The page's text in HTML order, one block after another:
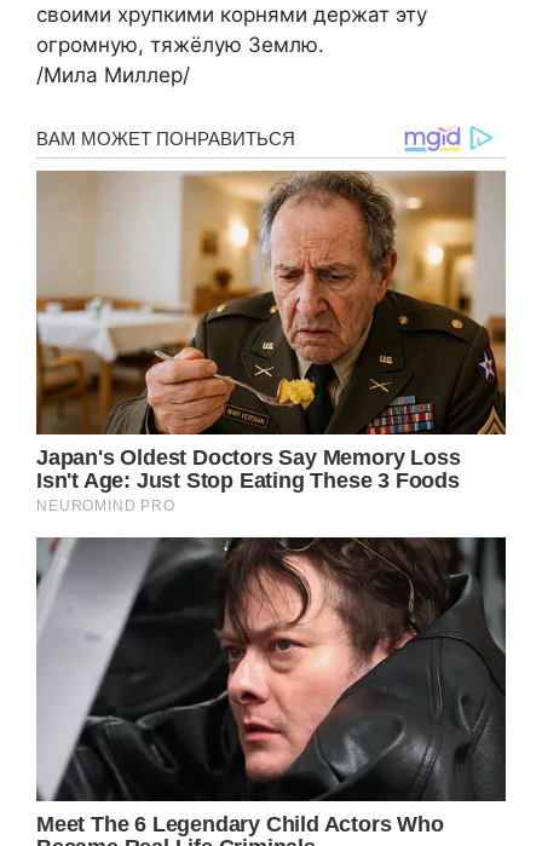
своими хрупкими корнями держат эту
огромную, тяжёлую Землю.
/Мила Миллер/